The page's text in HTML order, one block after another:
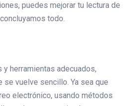
puedes mejorar tu lectura de
todo.
herramientas adecuados,
se vuelve sencillo. Ya sea que
electrónico, usando métodos